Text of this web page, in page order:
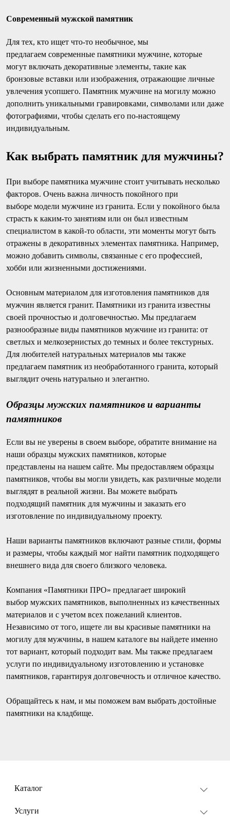
Современный мужской памятник
Для тех, кто ищет что-то необычное, мы
предлагаем современные памятники мужчине, которые
могут включать декоративные элементы, такие как
бронзовые вставки или изображения, отражающие личные
увлечения усопшего. Памятник мужчине на могилу можно
дополнить уникальными гравировками, символами или даже
фотографиями, чтобы сделать его по-настоящему
индивидуальным.
Как выбрать памятник для мужчины?
При выборе памятника мужчине стоит учитывать несколько
факторов. Очень важна личность покойного при
выборе модели мужчине из гранита. Если у покойного была
страсть к каким-то занятиям или он был известным
специалистом в какой-то области, эти моменты могут быть
отражены в декоративных элементах памятника. Например,
можно добавить символы, связанные с его профессией,
хобби или жизненными достижениями.
Основным материалом для изготовления памятников для
мужчин является гранит. Памятники из гранита известны
своей прочностью и долговечностью. Мы предлагаем
разнообразные виды памятников мужчине из гранита: от
светлых и мелкозернистых до темных и более текстурных.
Для любителей натуральных материалов мы также
предлагаем памятник из необработанного гранита, который
выглядит очень натурально и элегантно.
Образцы мужских памятников и варианты
памятников
Если вы не уверены в своем выборе, обратите внимание на
наши образцы мужских памятников, которые
представлены на нашем сайте. Мы предоставляем образцы
памятников, чтобы вы могли увидеть, как различные модели
выглядят в реальной жизни. Вы можете выбрать
подходящий памятник для мужчины и заказать его
изготовление по индивидуальному проекту.
Наши варианты памятников включают разные стили, формы
и размеры, чтобы каждый мог найти памятник подходящего
внешнего вида для своего близкого человека.
Компания «Памятники ПРО» предлагает широкий
выбор мужских памятников, выполненных из качественных
материалов и с учетом всех пожеланий клиентов.
Независимо от того, ищете ли вы красивые памятники на
могилу для мужчины, в нашем каталоге вы найдете именно
тот вариант, который подходит вам. Мы также предлагаем
услуги по индивидуальному изготовлению и установке
памятников, гарантируя долговечность и отличное качество.
Обращайтесь к нам, и мы поможем вам выбрать достойные
памятники на кладбище.
Каталог
Услуги